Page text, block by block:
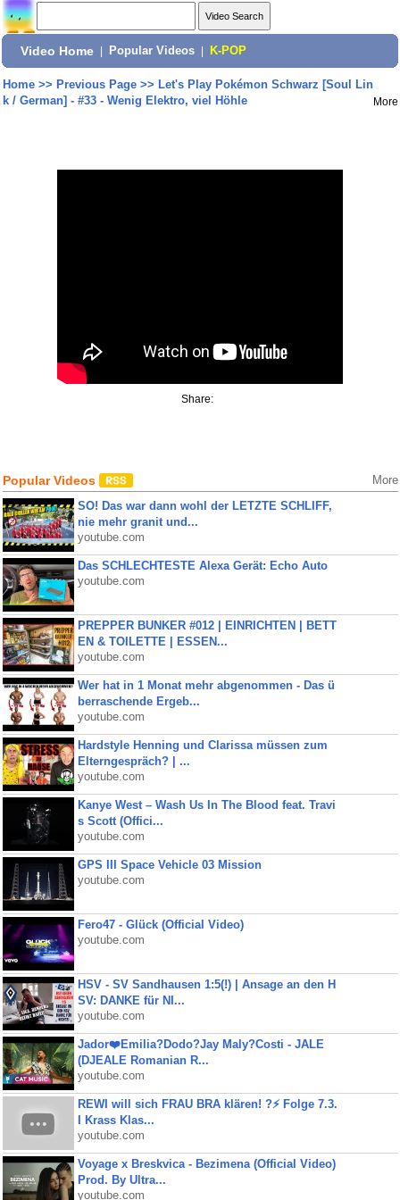
Video Home Popular Videos K-POP
Home>> Previous Page>> Let's Play Pokémon Schwarz [Soul Lin
k / German] - #33 - Wenig Elektro, viel Höhle
More
Share:
Popular Videos More
SO! Das war dann wohl der LETZTE SCHLIFF,
nie mehr granit und...
youtube.com
Das SCHLECHTESTE Alexa Gerät: Echo Auto
youtube.com
PREPPER BUNKER #012 | EINRICHTEN | BETT
EN & TOILETTE | ESSEN...
youtube.com
Wer hat in 1 Monat mehr abgenommen - Das ü
berraschende Ergeb...
youtube.com
Hardstyle Henning und Clarissa müssen zum
Elterngespräch? | ...
youtube.com
Kanye West – Wash Us In The Blood feat. Travi
s Scott (Offici...
youtube.com
GPS III Space Vehicle 03 Mission
youtube.com
Fero47 - Glück (Official Video)
youtube.com
HSV - SV Sandhausen 1:5(!) | Ansage an den H
SV: DANKE für NI...
youtube.com
Jador❤️Emilia?Dodo?Jay Maly?Costi - JALE
(DJEALE Romanian R...
youtube.com
REWI will sich FRAU BRA klären! ?⚡️ Folge 7.3.
I Krass Klas...
youtube.com
Voyage x Breskvica - Bezimena (Official Video)
Prod. By Ultra...
youtube.com